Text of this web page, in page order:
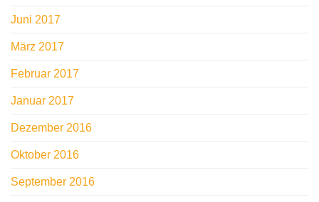
Juni 2017
März 2017
Februar 2017
Januar 2017
Dezember 2016
Oktober 2016
September 2016